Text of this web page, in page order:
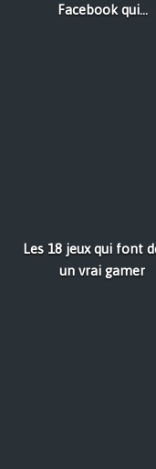
Facebook qui...
Les 18 jeux qui font
un vrai gamer